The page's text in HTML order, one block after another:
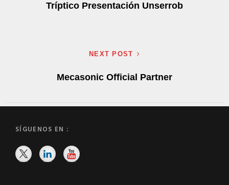
Tríptico Presentación Unserrob
NEXT POST
Mecasonic Official Partner
SÍGUENOS EN :